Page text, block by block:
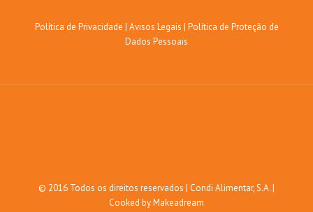
Política de Privacidade | Avisos Legais | Política de Proteção de
Dados Pessoais
© 2016 Todos os direitos reservados | Condi Alimentar, S.A. |
Cooked by Makeadream